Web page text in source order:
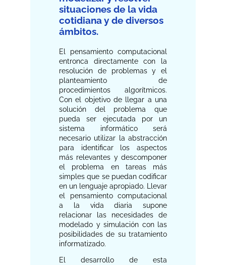
situaciones de la vida
cotidiana y de diversos
ámbitos.
El pensamiento computacional
entronca directamente con la
resolución de problemas y el
planteamiento de
procedimientos algorítmicos.
Con el objetivo de llegar a una
solución del problema que
pueda ser ejecutada por un
sistema informático será
necesario utilizar la abstracción
para identificar los aspectos
más relevantes y descomponer
el problema en tareas más
simples que se puedan codificar
en un lenguaje apropiado. Llevar
el pensamiento computacional
a la vida diaria supone
relacionar las necesidades de
modelado y simulación con las
posibilidades de su tratamiento
informatizado.
El desarrollo de esta